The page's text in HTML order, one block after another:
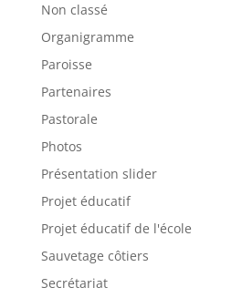
Non classé
Organigramme
Paroisse
Partenaires
Pastorale
Photos
Présentation slider
Projet éducatif
Projet éducatif de l'école
Sauvetage côtiers
Secrétariat